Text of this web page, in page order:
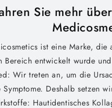
Sie mehr
ist eine Marke,
Bereich entwickelt wurde
Wir treten an, um die
Deshalb setzen
Hautidentisches